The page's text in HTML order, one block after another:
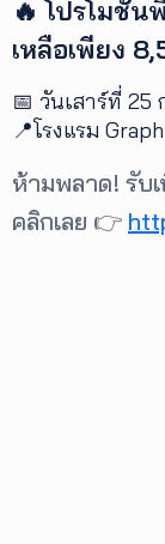
🔥 โปรโมชั่น
เหลือเพียง
📅 วันเสาร์ที่ 25
📍โรงแรม
ห้ามพลาด! รับ
คลิกเลย 👉